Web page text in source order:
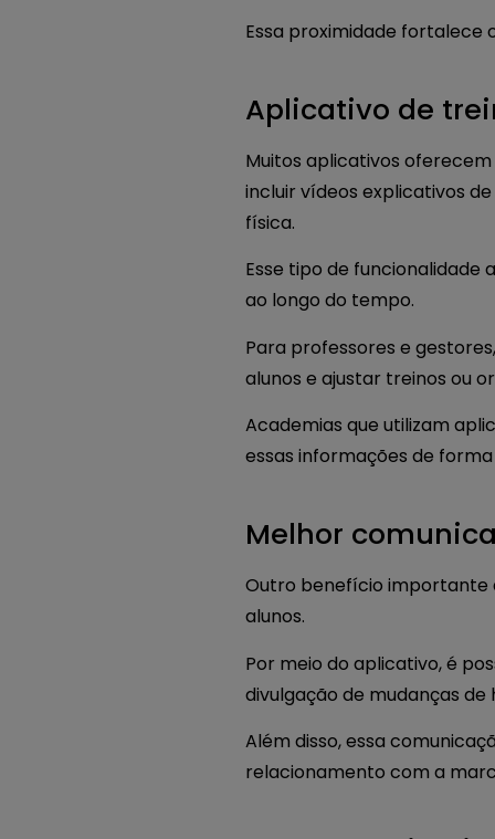
Essa proximidade fortalece
Aplicativo de
Muitos aplicativos
incluir vídeos explicativos
física.
Esse tipo de
ao longo do tempo.
Para professores e
alunos e ajustar treinos ou
Academias que utilizam
essas informações de
Melhor
Outro benefício importante
alunos.
Por meio do aplicativo, é
divulgação de mudanças de
Além disso, essa
relacionamento com a